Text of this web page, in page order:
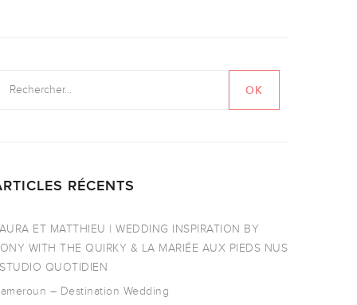
RÉCENTS
ET MATTHIEU | WEDDING INSPIRATION BY
WITH THE QUIRKY & LA MARIÉE AUX PIEDS NUS
QUOTIDIEN
– Destination Wedding